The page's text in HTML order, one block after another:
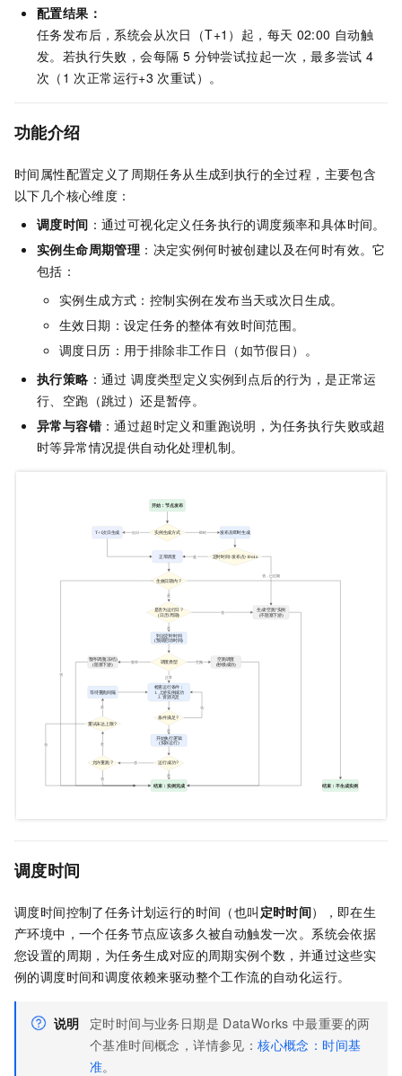
配置结果：
任务发布后，系统会从次日（T+1）起，每天 02:00 自动触
发。若执行失败，会每隔 5 分钟尝试拉起一次，最多尝试 4
次（1 次正常运行+3 次重试）。
功能介绍
时间属性配置定义了周期任务从生成到执行的全过程，主要包含
以下几个核心维度：
调度时间 ：通过可视化定义任务执行的调度频率和具体时间。
实例生命周期管理 ：决定实例何时被创建以及在何时有效。它
包括：
实例生成方式：控制实例在发布当天或次日生成。
生效日期：设定任务的整体有效时间范围。
调度日历：用于排除非工作日（如节假日）。
执行策略 ：通过 调度类型定义实例到点后的行为，是正常运
行、空跑（跳过）还是暂停。
异常与容错 ：通过超时定义和重跑说明，为任务执行失败或超
时等异常情况提供自动化处理机制。
调度时间
调度时间控制了任务计划运行的时间（也叫 定时时间），即在生
产环境中，一个任务节点应该多久被自动触发一次。系统会依据
您设置的周期，为任务生成对应的周期实例个数，并通过这些实
例的调度时间和调度依赖来驱动整个工作流的自动化运行。
说明 定时时间与业务日期是 DataWorks 中最重要的两
个基准时间概念，详情参见：核心概念：时间基
准。